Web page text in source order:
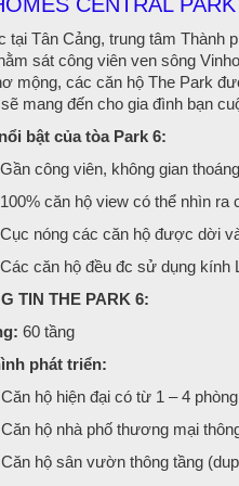
tại Tân Cảng, trung tâm Thành
sát công viên ven sông
mộng, các căn hộ The Park
mang đến cho gia đình bạn
bật của tòa Park 6:
công viên, không gian
căn hộ view có thể nhìn ra
nóng các căn hộ được dời
căn hộ đều đc sử dụng
TIN THE PARK 6:
60 tầng
phát triển:
hộ hiện đại có từ 1 – 4
hộ nhà phố thương mại
hộ sân vườn thông tầng